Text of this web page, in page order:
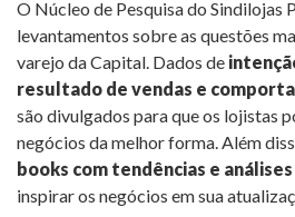
O Núcleo de Pesquisa do Sindilojas
levantamentos sobre as questões
varejo da Capital. Dados de
resultado de vendas e
são divulgados para que os lojistas
negócios da melhor forma. Além
books com tendências e
inspirar os negócios em sua